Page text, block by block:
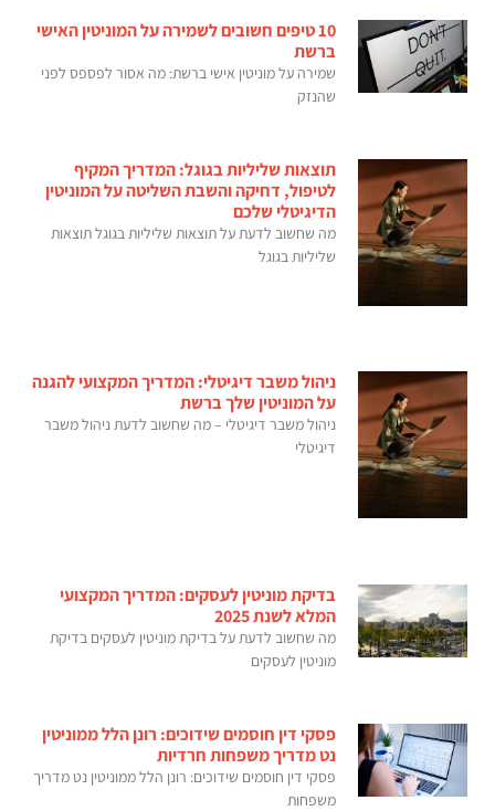
10 טיפים חשובים לשמירה על המוניטין האישי
ברשת
שמירה על מוניטין אישי ברשת: מה אסור לפספס לפני
שהנזק
תוצאות שליליות בגוגל: המדריך המקיף
לטיפול, דחיקה והשבת השליטה על המוניטין
הדיגיטלי שלכם
מה שחשוב לדעת על תוצאות שליליות בגוגל תוצאות
שליליות בגוגל
ניהול משבר דיגיטלי: המדריך המקצועי להגנה
על המוניטין שלך ברשת
ניהול משבר דיגיטלי – מה שחשוב לדעת ניהול משבר
דיגיטלי
בדיקת מוניטין לעסקים: המדריך המקצועי
המלא לשנת 2025
מה שחשוב לדעת על בדיקת מוניטין לעסקים בדיקת
מוניטין לעסקים
פסקי דין חוסמים שידוכים: רונן הלל ממוניטין
נט מדריך משפחות חרדיות
פסקי דין חוסמים שידוכים: רונן הלל ממוניטין נט מדריך
משפחות